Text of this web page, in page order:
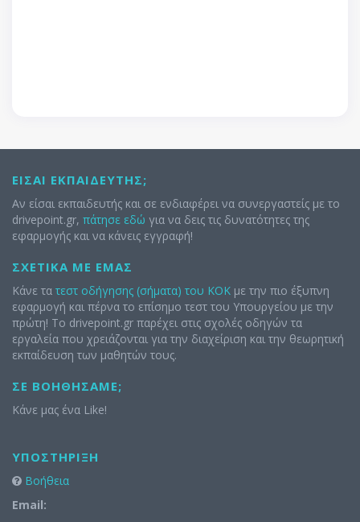
ΕΊΣΑΙ ΕΚΠΑΙΔΕΥΤΉΣ;
Αν είσαι εκπαιδευτής και σε ενδιαφέρει να συνεργαστείς με το
drivepoint.gr, πάτησε εδώ για να δεις τις δυνατότητες της
εφαρμογής και να κάνεις εγγραφή!
ΣΧΕΤΙΚΆ ΜΕ ΕΜΆΣ
Κάνε τα τεστ οδήγησης (σήματα) του ΚΟΚ με την πιο έξυπνη
εφαρμογή και πέρνα το επίσημο τεστ του Υπουργείου με την
πρώτη! Το drivepoint.gr παρέχει στις σχολές οδηγών τα
εργαλεία που χρειάζονται για την διαχείριση και την θεωρητική
εκπαίδευση των μαθητών τους.
ΣΕ ΒΟΗΘΉΣΑΜΕ;
Κάνε μας ένα Like!
ΥΠΟΣΤΉΡΙΞΗ
Βοήθεια
Email: